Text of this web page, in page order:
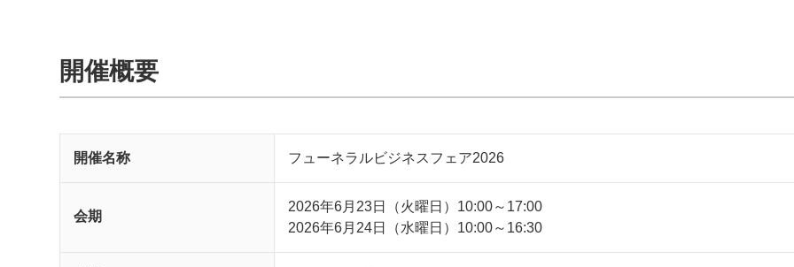
開催概要
開催名称 フューネラルビジネスフェア2026
会期
2026年6月23日（火曜日）10:00～17:00
2026年6月24日（水曜日）10:00～16:30